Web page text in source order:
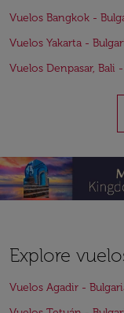
Vuelos Bangkok -
Vuelos Yakarta -
Vuelos Denpasar, Bali
Explore
Vuelos Agadir -